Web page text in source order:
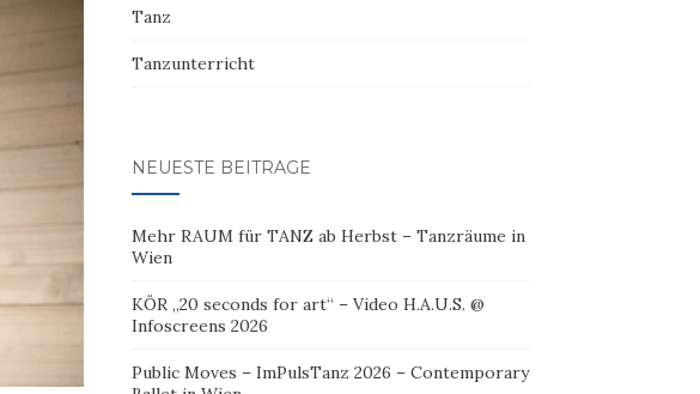
Tanz
Tanzunterricht
NEUESTE BEITRÄGE
Mehr RAUM für TANZ ab Herbst – Tanzräume in
Wien
KÖR „20 seconds for art“ – Video H.A.U.S. @
Infoscreens 2026
Public Moves – ImPulsTanz 2026 – Contemporary